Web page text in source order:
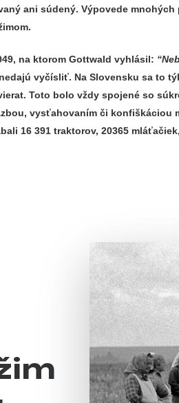
ani súdený. Výpovede
na ktorom Gottwald vyhlásil:
vyčísliť. Na Slovensku sa to
Toto bolo vždy spojené so
vysťahovaním či
16 391 traktorov, 20365